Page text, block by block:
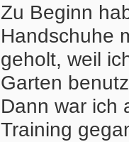
Zu Beginn
Handschuhe
geholt, weil
Garten
Dann war ich
Training